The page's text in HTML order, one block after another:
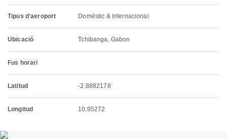
Tipus d'aeroport Domèstic & Internacional
Ubicació Tchibanga, Gabon
Fus horari
Latitud -2.8882178
Longitud 10.95272